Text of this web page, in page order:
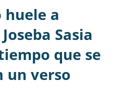
huele a
Sasia
que se
un verso